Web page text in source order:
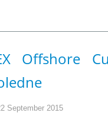
Offshore
September 2015